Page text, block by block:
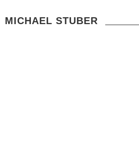
MICHAEL STUBER